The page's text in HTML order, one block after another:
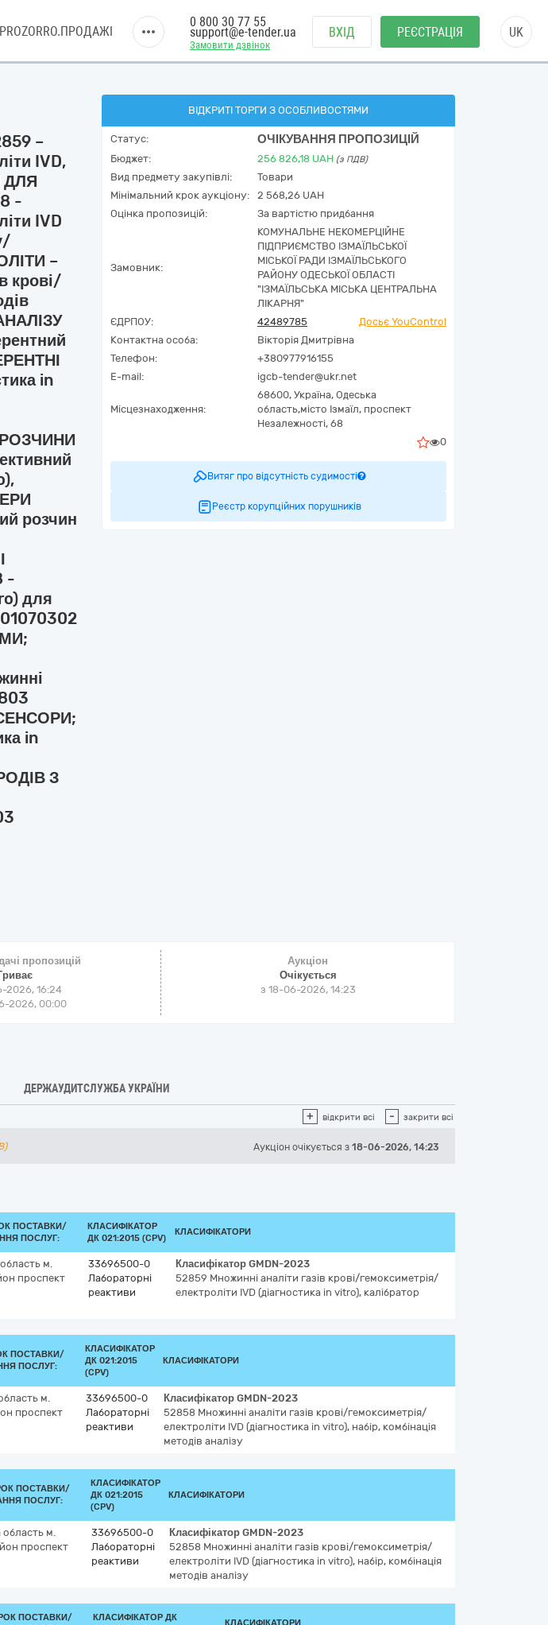
PROZORRO.ПРОДАЖІ
Замовити дзвінок
0 800 30 77 55
support@e-tender.ua ВХІД РЕЄСТРАЦІЯ UK
–
IVD,
ДЛЯ
-
IVD
–
крові/
in
РОЗЧИНИ
розчин
-
для
in
З
ВІДКРИТІ ТОРГИ З ОСОБЛИВОСТЯМИ
Статус: ОЧІКУВАННЯ ПРОПОЗИЦІЙ
Бюджет: 256 826,18 UAH (з ПДВ)
Вид предмету закупівлі:
Товари
Мінімальний крок аукціону:
2 568,26 UAH
Оцінка пропозицій:
За вартістю придбання
Замовник:
КОМУНАЛЬНЕ НЕКОМЕРЦІЙНЕ
ПІДПРИЄМСТВО ІЗМАЇЛЬСЬКОЇ
МІСЬКОЇ РАДИ ІЗМАЇЛЬСЬКОГО
РАЙОНУ ОДЕСЬКОЇ ОБЛАСТІ
"ІЗМАЇЛЬСЬКА МІСЬКА ЦЕНТРАЛЬНА
ЛІКАРНЯ"
ЄДРПОУ:
42489785
Досьє YouControl
Контактна особа:
Вікторія Дмитрівна
Телефон:
+380977916155
E-mail:
igcb-tender@ukr.net
Місцезнаходження:
68600, Україна, Одеська
область,місто Ізмаїл, проспект
Незалежності, 68
0
Витяг про відсутність судимості
Реєстр корупційних порушників
пропозицій
2026, 16:24
2026, 00:00
Аукціон
Очікується
з 18-06-2026, 14:23
ДЕРЖАУДИТСЛУЖБА УКРАЇНИ
+ відкрити всі - закрити всі
Аукціон очікується з 18-06-2026, 14:23
ПОСТАВКИ/
ПОСЛУГ:
КЛАСИФІКАТОР
ДК 021:2015 (CPV)
КЛАСИФІКАТОРИ
м.
проспект
33696500-0
Лабораторні
реактиви
Класифікатор GMDN-2023
52859 Множинні аналіти газів крові/гемоксиметрія/
електроліти IVD (діагностика in vitro), калібратор
ПОСТАВКИ/
ПОСЛУГ:
КЛАСИФІКАТОР
ДК 021:2015
(CPV)
КЛАСИФІКАТОРИ
м.
проспект
33696500-0
Лабораторні
реактиви
Класифікатор GMDN-2023
52858 Множинні аналіти газів крові/гемоксиметрія/
електроліти IVD (діагностика in vitro), набір, комбінація
методів аналізу
ПОСТАВКИ/
ПОСЛУГ:
КЛАСИФІКАТОР
ДК 021:2015
(CPV)
КЛАСИФІКАТОРИ
область м.
проспект
33696500-0
Лабораторні
реактиви
Класифікатор GMDN-2023
52858 Множинні аналіти газів крові/гемоксиметрія/
електроліти IVD (діагностика in vitro), набір, комбінація
методів аналізу
ПОСТАВКИ/
КЛАСИФІКАТОР ДК